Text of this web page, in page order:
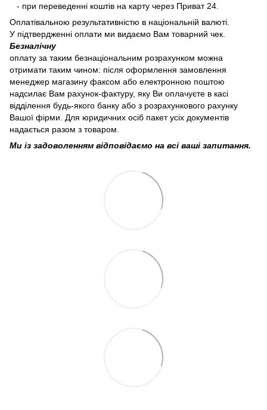
- при переведенні коштів на карту через Приват 24.
Оплатівальною результативністю в національній валюті.
У підтвердженні оплати ми видаємо Вам товарний чек.
Безналічну
оплату за таким безнаціональним розрахунком можна
отримати таким чином: після оформлення замовлення
менеджер магазину факсом або електронною поштою
надсилає Вам рахунок-фактуру, яку Ви оплачуєте в касі
відділення будь-якого банку або з розрахункового рахунку
Вашої фірми. Для юридичних осіб пакет усіх документів
надається разом з товаром.
Ми із задоволенням відповідаємо на всі ваші запитання.